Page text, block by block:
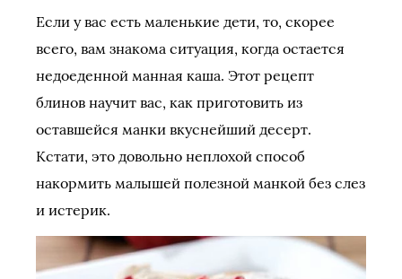
Если у вас есть маленькие дети, то, скорее
всего, вам знакома ситуация, когда остается
недоеденной манная каша. Этот рецепт
блинов научит вас, как приготовить из
оставшейся манки вкуснейший десерт.
Кстати, это довольно неплохой способ
накормить малышей полезной манкой без слез
и истерик.